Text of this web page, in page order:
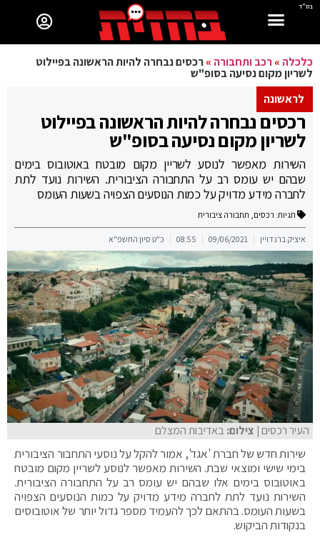
בס"ד
כלכלה »רכב ותחבורה »רכסים נבחרה להיות הראשונה בפיילוט
לשריון מקום נסיעה בסופ"ש
לראשונה
רכסים נבחרה להיות הראשונה בפיילוט
לשריון מקום נסיעה בסופ"ש
השירות מאפשר לנוסע לשריין מקום מובטח באוטובוס בימים
שבהם יש עומס רב על התחבורה הציבורית. השירות נועד לתת
לחברה מידע מדויק על כמות הנוסעים הצפויה בשעות העומס
תגיות: רכסים, תחבורה ציבורית
איציק ברנדויין 09/06/2021
08:55 כ"ט סיון התשפ"א
העיר רכסים | צילום: באדיבות המצלם
שירות חדש של חברת 'אגד', אמור להקל על נוסעי התחבור הציבורית
בימי שישי ומוצאי שבת. השירות מאפשר לנוסע לשריין מקום מובטח
באוטובוס בימים אלו שבהם יש עומס רב על התחבורה הציבורית.
השירות נועד לתת לחברה מידע מדויק על כמות הנוסעים הצפויה
בשעות העומס. בהתאם לכך להעמיד מספר גדול יותר של אוטובוסים
בנקודות הביקוש.